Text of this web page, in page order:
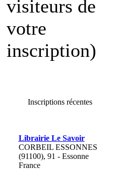
visiteurs de
votre
inscription)
Inscriptions récentes
Librairie Le Savoir
CORBEIL ESSONNES
(91100), 91 - Essonne
France